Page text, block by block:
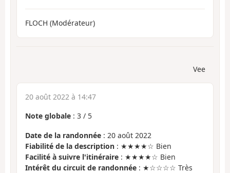
FLOCH (Modérateur)
Vee
20 août 2022 à 14:47
Note globale : 3 / 5
Date de la randonnée : 20 août 2022
Fiabilité de la description : ★★★★☆ Bien
Facilité à suivre l'itinéraire : ★★★★☆ Bien
Intérêt du circuit de randonnée : ★☆☆☆☆ Très